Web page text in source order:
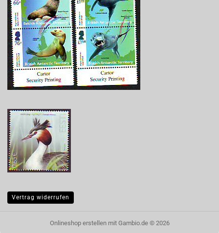
Vertrag widerrufen
Onlineshop erstellenmit Gambio.de © 2026